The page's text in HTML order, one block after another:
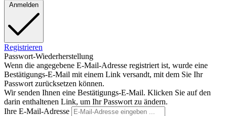
Anmelden
Registrieren
Passwort-Wiederherstellung
Wenn die angegebene E-Mail-Adresse registriert ist, wurde eine
Bestätigungs-E-Mail mit einem Link versandt, mit dem Sie Ihr
Passwort zurücksetzen können.
Wir senden Ihnen eine Bestätigungs-E-Mail. Klicken Sie auf den
darin enthaltenen Link, um Ihr Passwort zu ändern.
Ihre E-Mail-Adresse